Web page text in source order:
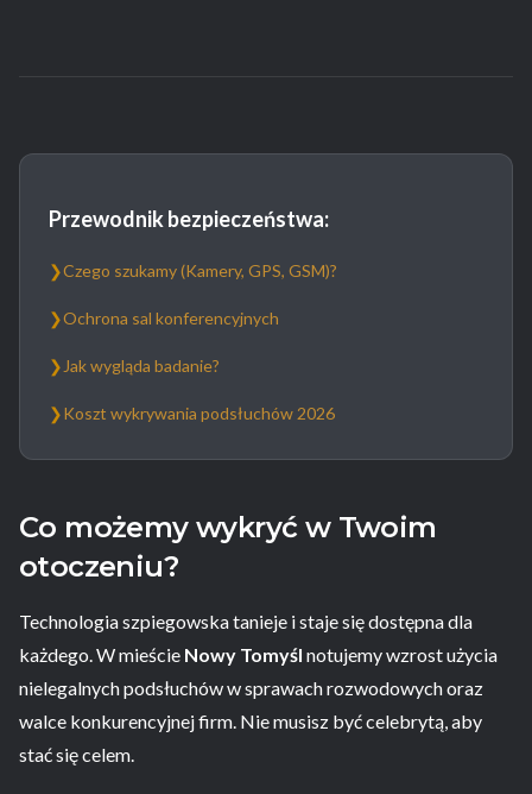
Przewodnik bezpieczeństwa:
❯Czego szukamy (Kamery, GPS, GSM)?
❯Ochrona sal konferencyjnych
❯ Jak wygląda badanie?
❯Koszt wykrywania podsłuchów 2026
Co możemy wykryć w Twoim
otoczeniu?
Technologia szpiegowska tanieje i staje się dostępna dla
każdego. W mieście Nowy Tomyśl notujemy wzrost użycia
nielegalnych podsłuchów w sprawach rozwodowych oraz
walce konkurencyjnej firm. Nie musisz być celebrytą, aby
stać się celem.